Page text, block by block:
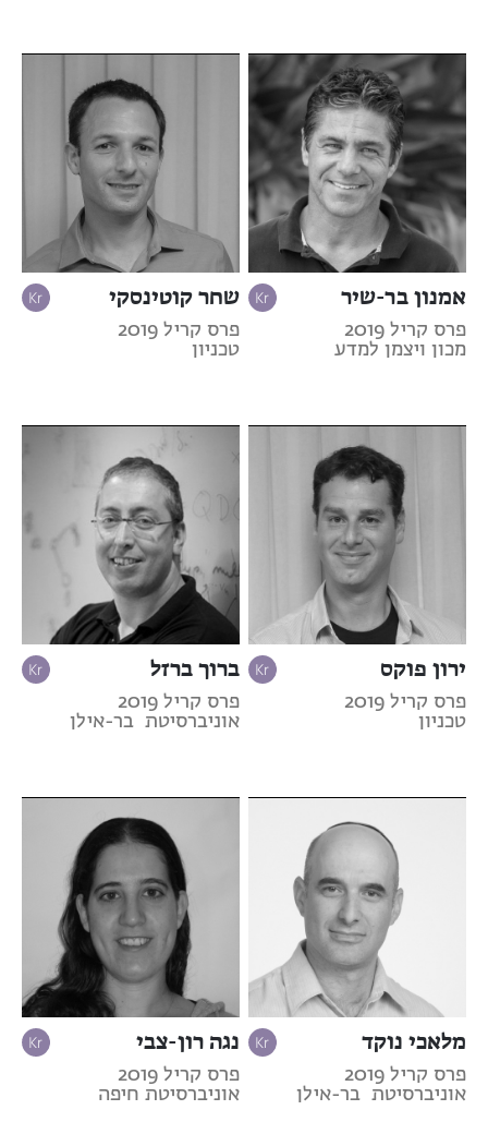
אמנון בר-שיר
פרס קריל 2019
מכון ויצמן למדע
שחר קוטינסקי
פרס קריל 2019
טכניון
ירון פוקס
פרס קריל 2019
טכניון
ברוך ברזל
פרס קריל 2019
אוניברסיטת בר-אילן
מלאכי נוקד
פרס קריל 2019
אוניברסיטת בר-אילן
נגה רון-צבי
פרס קריל 2019
אוניברסיטת חיפה